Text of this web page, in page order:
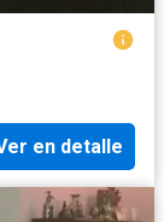
en detalle